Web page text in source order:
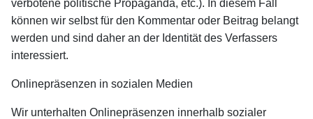
verbotene politische Propaganda, etc.). In diesem Fall
können wir selbst für den Kommentar oder Beitrag belangt
werden und sind daher an der Identität des Verfassers
interessiert.
Onlinepräsenzen in sozialen Medien
Wir unterhalten Onlinepräsenzen innerhalb sozialer